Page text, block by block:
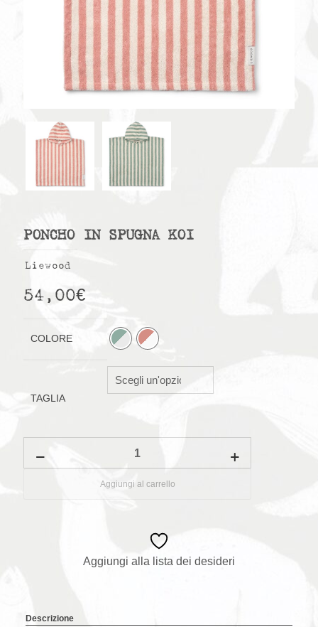
PONCHO IN SPUGNA KOI
Liewood
54,00€
COLORE
TAGLIA
spugna
Aggiungi al carrello
Aggiungi alla lista dei desideri
Descrizione